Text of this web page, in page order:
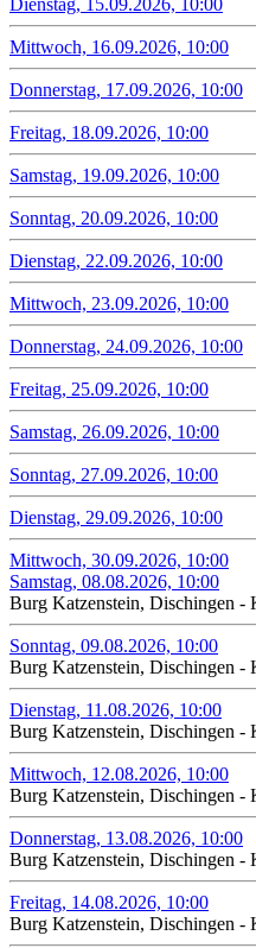
Mittwoch, 16.09.2026, 10:00
Donnerstag, 17.09.2026, 10:00
Freitag, 18.09.2026, 10:00
Samstag, 19.09.2026, 10:00
Sonntag, 20.09.2026, 10:00
Dienstag, 22.09.2026, 10:00
Mittwoch, 23.09.2026, 10:00
Donnerstag, 24.09.2026, 10:00
Freitag, 25.09.2026, 10:00
Samstag, 26.09.2026, 10:00
Sonntag, 27.09.2026, 10:00
Dienstag, 29.09.2026, 10:00
Mittwoch, 30.09.2026, 10:00
Samstag, 08.08.2026, 10:00
Burg Katzenstein, Dischingen -
Sonntag, 09.08.2026, 10:00
Burg Katzenstein, Dischingen -
Dienstag, 11.08.2026, 10:00
Burg Katzenstein, Dischingen -
Mittwoch, 12.08.2026, 10:00
Burg Katzenstein, Dischingen -
Donnerstag, 13.08.2026, 10:00
Burg Katzenstein, Dischingen -
Freitag, 14.08.2026, 10:00
Burg Katzenstein, Dischingen -